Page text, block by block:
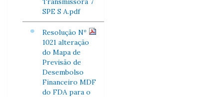
SPE S A.pdf
Resolução Nº
1021 alteração
do Mapa de
Previsão de
Desembolso
Financeiro MDF
do FDA para o